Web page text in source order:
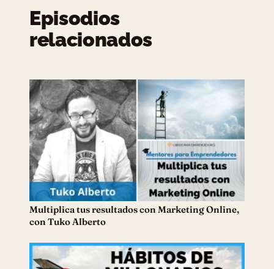
Episodios
relacionados
Multiplica tus resultados con Marketing Online,
con Tuko Alberto